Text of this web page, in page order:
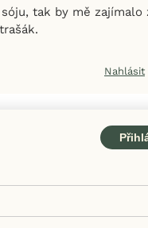
tak by mě zajímalo
Nahlásit